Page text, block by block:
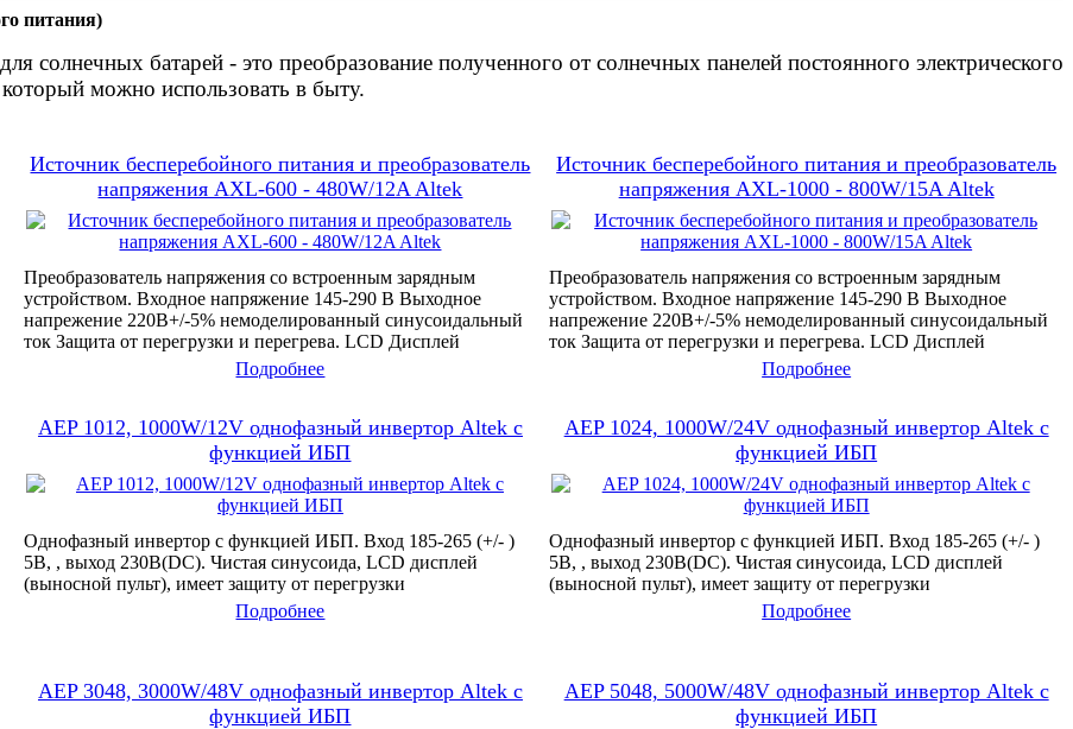
питания)
солнечных батарей - это преобразование полученного от солнечных панелей постоянного электрического
можно использовать в быту.
Источник бесперебойного питания и преобразователь
напряжения AXL-600 - 480W/12A Altek
Преобразователь напряжения со встроенным зарядным
устройством. Входное напряжение 145-290 В Выходное
напрежение 220В+/-5% немоделированный синусоидальный
ток Защита от перегрузки и перегрева. LCD Дисплей
Подробнее
Источник бесперебойного питания и преобразователь
напряжения AXL-1000 - 800W/15A Altek
Преобразователь напряжения со встроенным зарядным
устройством. Входное напряжение 145-290 В Выходное
напрежение 220В+/-5% немоделированный синусоидальный
ток Защита от перегрузки и перегрева. LCD Дисплей
Подробнее
AEP 1012, 1000W/12V однофазный инвертор Altek с
функцией ИБП
Однофазный инвертор с функцией ИБП. Вход 185-265 (+/- )
5В, , выход 230В(DC). Чистая синусоида, LCD дисплей
(выносной пульт), имеет защиту от перегрузки
Подробнее
AEP 1024, 1000W/24V однофазный инвертор Altek с
функцией ИБП
Однофазный инвертор с функцией ИБП. Вход 185-265 (+/- )
5В, , выход 230В(DC). Чистая синусоида, LCD дисплей
(выносной пульт), имеет защиту от перегрузки
Подробнее
AEP 3048, 3000W/48V однофазный инвертор Altek с
функцией ИБП
AEP 5048, 5000W/48V однофазный инвертор Altek с
функцией ИБП